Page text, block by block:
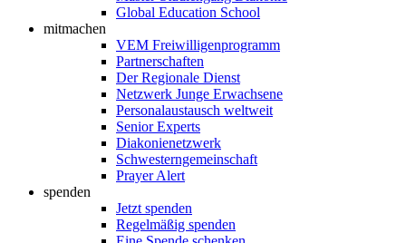
Global Education School
mitmachen
VEM Freiwilligenprogramm
Partnerschaften
Der Regionale Dienst
Netzwerk Junge Erwachsene
Personalaustausch weltweit
Senior Experts
Diakonienetzwerk
Schwesterngemeinschaft
Prayer Alert
spenden
Jetzt spenden
Regelmäßig spenden